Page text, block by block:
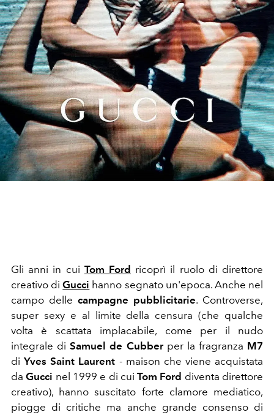
Gli anni in cui Tom Ford ricoprì il ruolo di direttore
creativo diGucci hanno segnato un'epoca. Anche nel
campo delle campagne pubblicitarie. Controverse,
super sexy e al limite della censura (che qualche
volta è scattata implacabile, come per il nudo
integrale diSamuel de Cubberper la fragranza M7
diYves Saint Laurent - maison che viene acquistata
daGucci nel 1999 e di cuiTom Ford diventa direttore
creativo), hanno suscitato forte clamore mediatico,
piogge di critiche ma anche grande consenso di